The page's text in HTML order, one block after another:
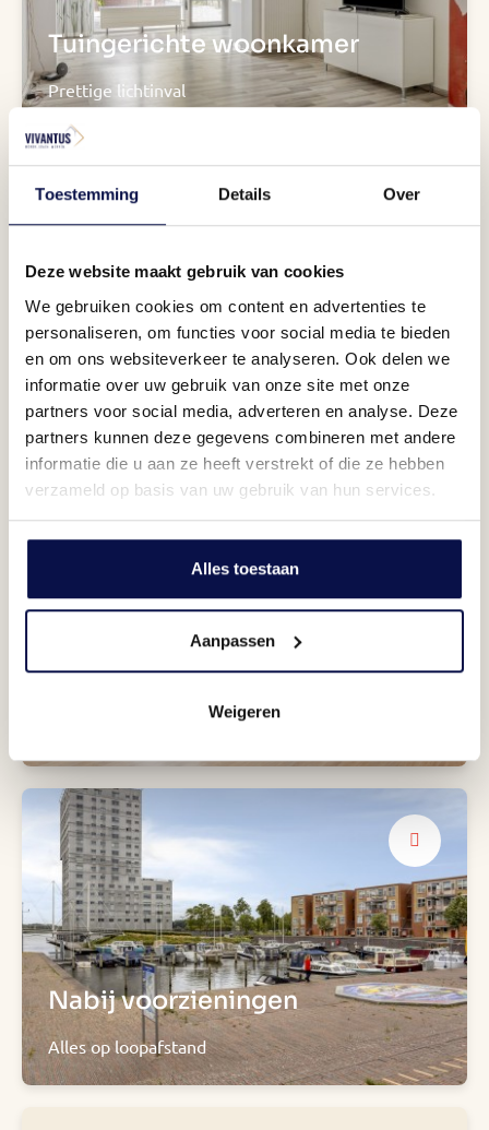
Toestemming Details Over
Deze website maakt gebruik van cookies
We gebruiken cookies om content en advertenties te
personaliseren, om functies voor social media te bieden
en om ons websiteverkeer te analyseren. Ook delen we
informatie over uw gebruik van onze site met onze
partners voor social media, adverteren en analyse. Deze
partners kunnen deze gegevens combineren met andere
informatie die u aan ze heeft verstrekt of die ze hebben
verzameld op basis van uw gebruik van hun services.
Alles toestaan
Aanpassen
Weigeren
Tuingerichte woonkamer
Prettige lichtinval
zonnig terras
Toegang tot het balkon
royale woonkeuken
Nabij voorzieningen
Alles op loopafstand